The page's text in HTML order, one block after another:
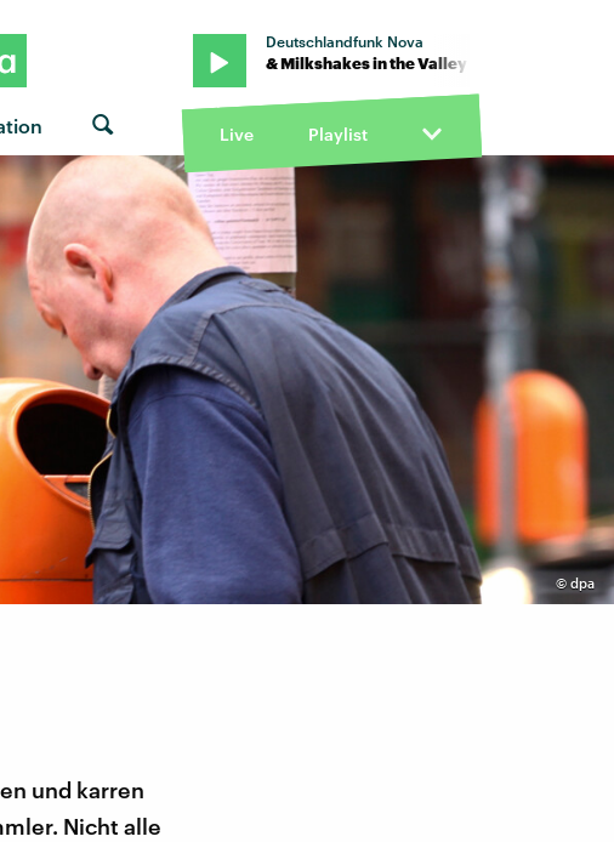
Deutschlandfunk Nova
ft. Cody Lawless & Milkshakes in the Valley · "walk on wine" von Powfu
Live Playlist
© dpa
und karren
Nicht alle